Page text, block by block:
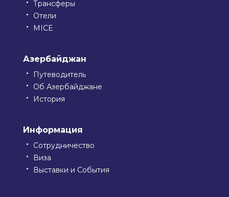
Трансферы
Отели
MICE
Азербайджан
Путеводитель
Об Азербайджане
История
Информация
Сотрудничество
Виза
Выставки и События